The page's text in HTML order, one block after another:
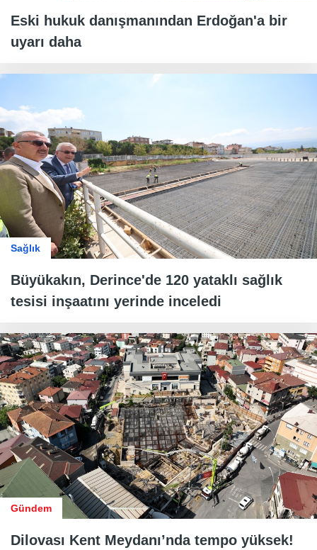
Eski hukuk danışmanından Erdoğan'a bir
uyarı daha
Sağlık
Büyükakın, Derince'de 120 yataklı sağlık
tesisi inşaatını yerinde inceledi
Gündem
Dilovası Kent Meydanı’nda tempo yüksek!